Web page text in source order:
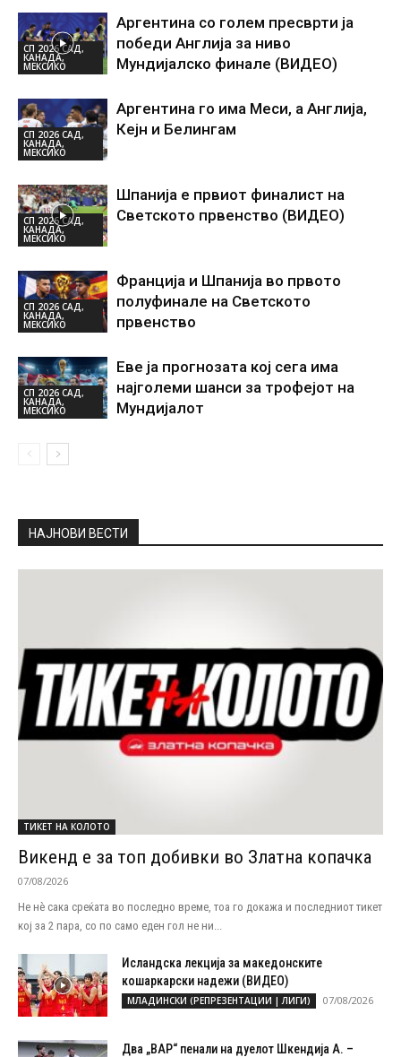
СП 2026 САД,
КАНАДА,
МЕКСИКО
Аргентина со голем пресврти ја
победи Англија за ниво
Мундијалско финале (ВИДЕО)
СП 2026 САД,
КАНАДА,
МЕКСИКО
Аргентина го има Меси, а Англија,
Кејн и Белингам
СП 2026 САД,
КАНАДА,
МЕКСИКО
Шпанија е првиот финалист на
Светското првенство (ВИДЕО)
СП 2026 САД,
КАНАДА,
МЕКСИКО
Франција и Шпанија во првото
полуфинале на Светското
првенство
СП 2026 САД,
КАНАДА,
МЕКСИКО
Еве ја прогнозата кој сега има
најголеми шанси за трофејот на
Мундијалот
НАЈНОВИ ВЕСТИ
ТИКЕТ НА КОЛОТО
Викенд е за топ добивки во Златна копачка
07/08/2026
Не нѐ сака среќата во последно време, тоа го докажа и последниот тикет
кој за 2 пара, со по само еден гол не ни...
Исландска лекција за македонските
кошаркарски надежи (ВИДЕО)
МЛАДИНСКИ (РЕПРЕЗЕНТАЦИИ | ЛИГИ) 07/08/2026
Два „ВАР“ пенали на дуелот Шкендија А. –